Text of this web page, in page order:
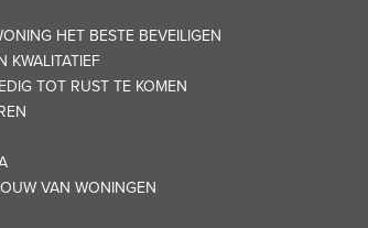
HET BESTE BEVEILIGEN
KWALITATIEF
TOT RUST TE KOMEN
VAN WONINGEN